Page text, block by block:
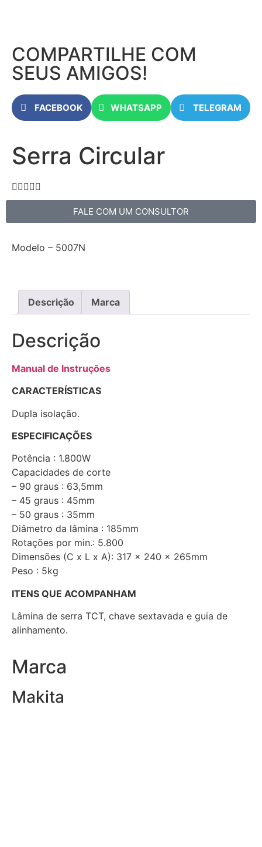
COMPARTILHE COM
SEUS AMIGOS!
FACEBOOK WHATSAPP TELEGRAM
Serra Circular

FALE COM UM CONSULTOR
Modelo – 5007N
Descrição Marca
Descrição
Manual de Instruções
CARACTERÍSTICAS
Dupla isolação.
ESPECIFICAÇÕES
Potência : 1.800W
Capacidades de corte
– 90 graus : 63,5mm
– 45 graus : 45mm
– 50 graus : 35mm
Diâmetro da lâmina : 185mm
Rotações por min.: 5.800
Dimensões (C x L x A): 317 x 240 x 265mm
Peso : 5kg
ITENS QUE ACOMPANHAM
Lâmina de serra TCT, chave sextavada e guia de
alinhamento.
Marca
Makita